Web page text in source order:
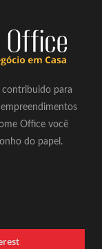
para
Office você
do papel.